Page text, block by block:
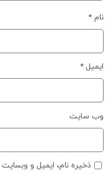
نام*
ایمیل*
وب‌ سایت
ذخیره نام، ایمیل و